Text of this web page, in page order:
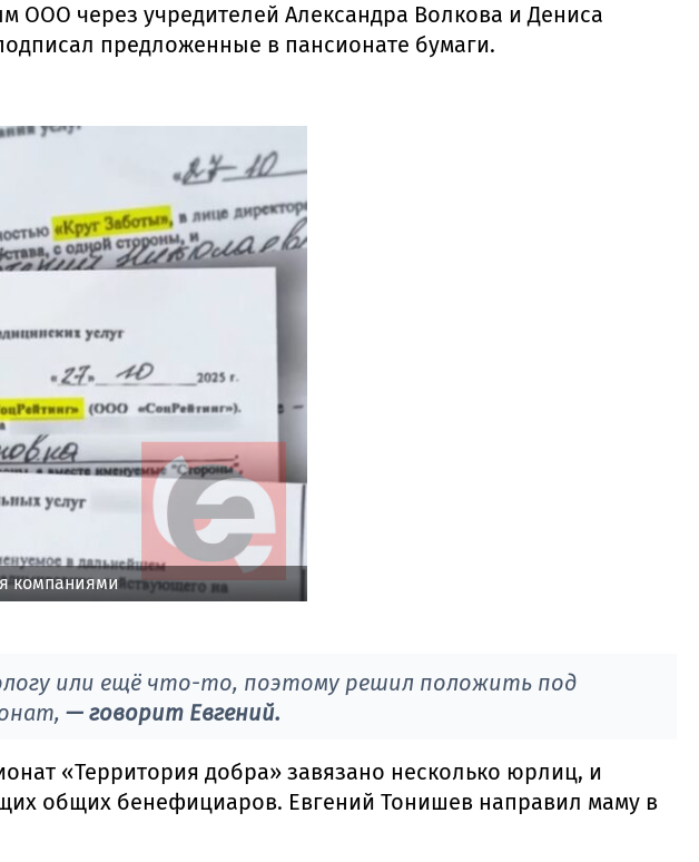
через учредителей Александра Волкова и Дениса
предложенные в пансионате бумаги.
компаниями
или ещё что-то, поэтому решил положить под
— говорит Евгений.
«Территория добра» завязано несколько юрлиц, и
общих бенефициаров. Евгений Тонишев направил маму в